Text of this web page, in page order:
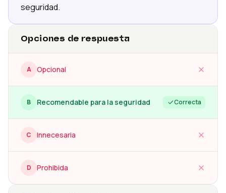
seguridad.
Opciones de respuesta
A Opcional
B Recomendable para la seguridad Correcta
C Innecesaria
D Prohibida